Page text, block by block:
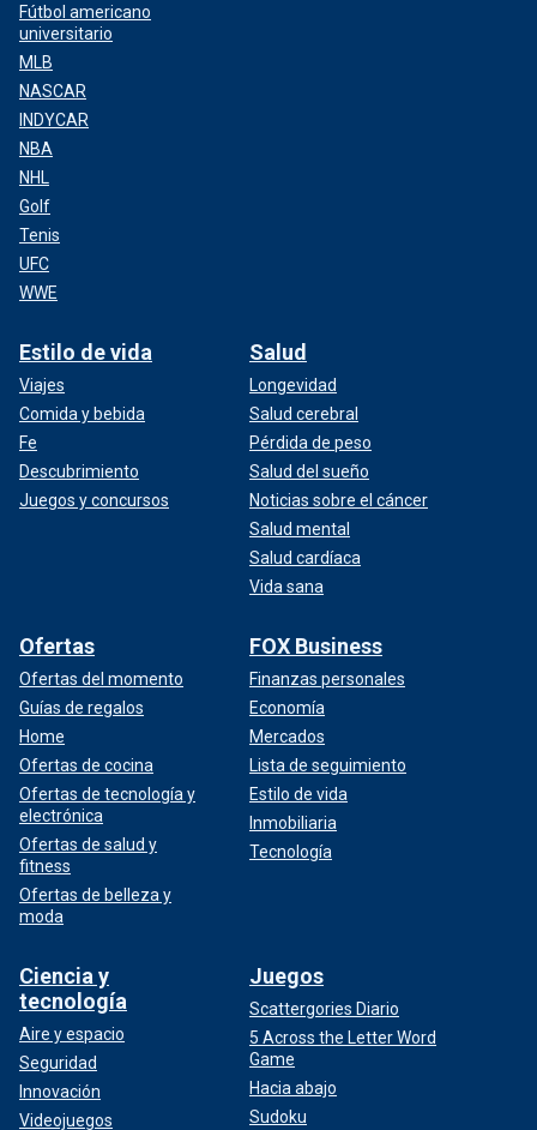
Fútbol americano
universitario
MLB
NASCAR
INDYCAR
NBA
NHL
Golf
Tenis
UFC
WWE
Estilo de vida
Viajes
Comida y bebida
Fe
Descubrimiento
Juegos y concursos
Salud
Longevidad
Salud cerebral
Pérdida de peso
Salud del sueño
Noticias sobre el cáncer
Salud mental
Salud cardíaca
Vida sana
Ofertas
Ofertas del momento
Guías de regalos
Home
Ofertas de cocina
Ofertas de tecnología y
electrónica
Ofertas de salud y
fitness
Ofertas de belleza y
moda
FOX Business
Finanzas personales
Economía
Mercados
Lista de seguimiento
Estilo de vida
Inmobiliaria
Tecnología
Ciencia y
tecnología
Aire y espacio
Seguridad
Innovación
Videojuegos
Juegos
Scattergories Diario
5 Across the Letter Word
Game
Hacia abajo
Sudoku